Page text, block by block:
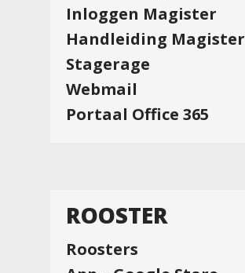
Inloggen Magister
Handleiding Magister
Stagerage
Webmail
Portaal Office 365
ROOSTER
Roosters